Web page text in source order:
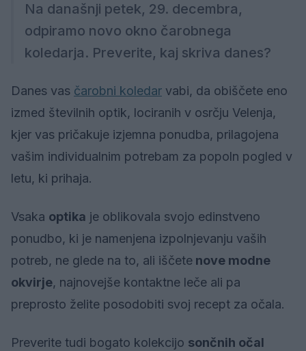
Na današnji petek, 29. decembra,
odpiramo novo okno čarobnega
koledarja. Preverite, kaj skriva danes?
Danes vas čarobni koledar vabi, da obiščete eno
izmed številnih optik, lociranih v osrčju Velenja,
kjer vas pričakuje izjemna ponudba, prilagojena
vašim individualnim potrebam za popoln pogled v
letu, ki prihaja.
Vsaka optika je oblikovala svojo edinstveno
ponudbo, ki je namenjena izpolnjevanju vaših
potreb, ne glede na to, ali iščete nove modne
okvirje, najnovejše kontaktne leče ali pa
preprosto želite posodobiti svoj recept za očala.
Preverite tudi bogato kolekcijo sončnih očal